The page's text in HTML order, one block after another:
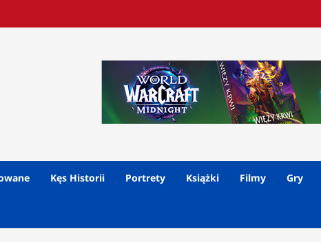
Kęs Historii Portrety Książki Filmy Gry